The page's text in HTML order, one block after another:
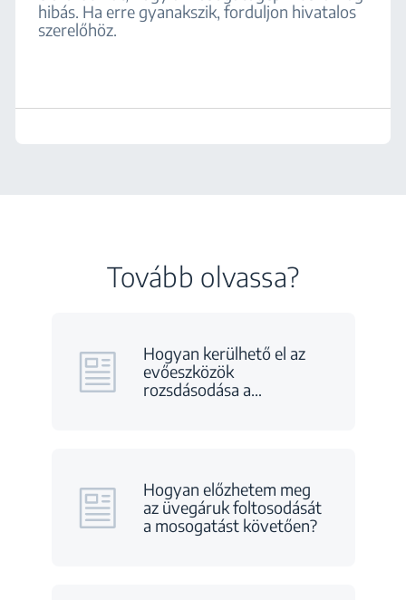
hibás. Ha erre gyanakszik, forduljon hivatalos
szerelőhöz.
Tovább olvassa?
Hogyan kerülhető el az
evőeszközök
rozsdásodása a…
Hogyan előzhetem meg
az üvegáruk foltosodását
a mosogatást követően?